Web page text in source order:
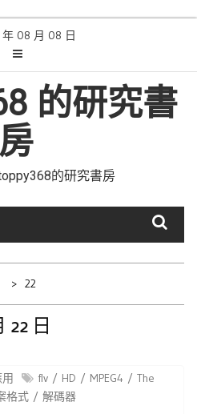
08 月 08 日
的研究書
房
的研究書房
22
22 日
flv HD MPEG4
The
格式
解碼器